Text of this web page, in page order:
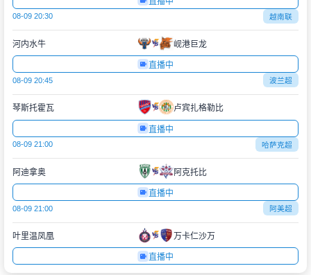
08-09 20:30 越南联
河内水牛 岘港巨龙
直播中
08-09 20:45 波兰超
琴斯托霍瓦 卢宾扎格勒比
直播中
08-09 21:00 哈萨克超
阿迪拿奥 阿克托比
直播中
08-09 21:00 阿美超
叶里温凤凰 万卡仁沙万
直播中